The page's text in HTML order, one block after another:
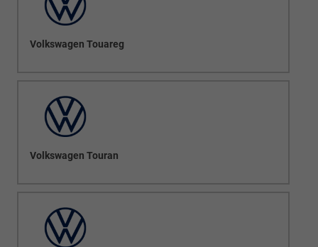
Volkswagen Touareg
Volkswagen Touran